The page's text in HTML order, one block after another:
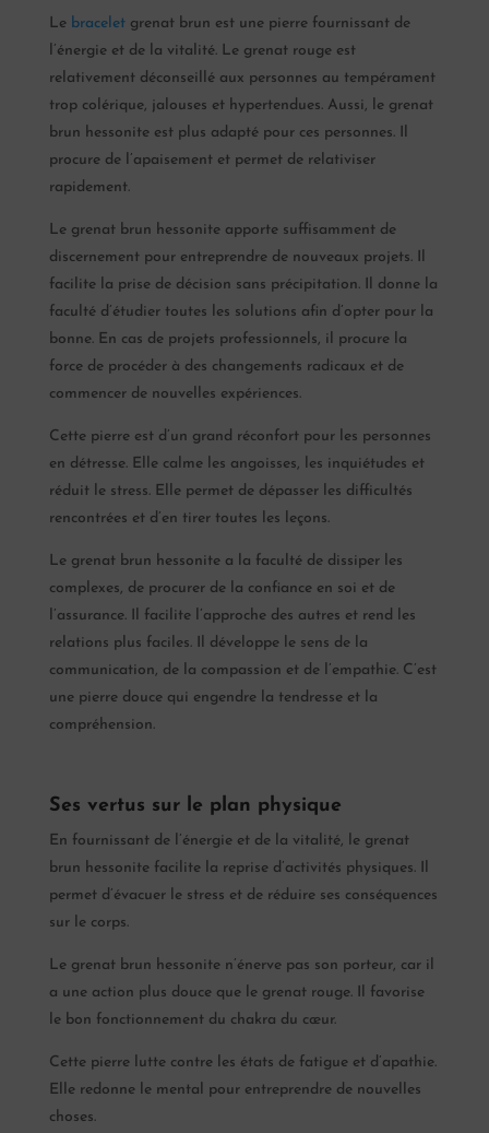
Le bracelet grenat brun est une pierre fournissant de
l’énergie et de la vitalité. Le grenat rouge est
relativement déconseillé aux personnes au tempérament
trop colérique, jalouses et hypertendues. Aussi, le grenat
brun hessonite est plus adapté pour ces personnes. Il
procure de l’apaisement et permet de relativiser
rapidement.
Le grenat brun hessonite apporte suffisamment de
discernement pour entreprendre de nouveaux projets. Il
facilite la prise de décision sans précipitation. Il donne la
faculté d’étudier toutes les solutions afin d’opter pour la
bonne. En cas de projets professionnels, il procure la
force de procéder à des changements radicaux et de
commencer de nouvelles expériences.
Cette pierre est d’un grand réconfort pour les personnes
en détresse. Elle calme les angoisses, les inquiétudes et
réduit le stress. Elle permet de dépasser les difficultés
rencontrées et d’en tirer toutes les leçons.
Le grenat brun hessonite a la faculté de dissiper les
complexes, de procurer de la confiance en soi et de
l’assurance. Il facilite l’approche des autres et rend les
relations plus faciles. Il développe le sens de la
communication, de la compassion et de l’empathie. C’est
une pierre douce qui engendre la tendresse et la
compréhension.
Ses vertus sur le plan physique
En fournissant de l’énergie et de la vitalité, le grenat
brun hessonite facilite la reprise d’activités physiques. Il
permet d’évacuer le stress et de réduire ses conséquences
sur le corps.
Le grenat brun hessonite n’énerve pas son porteur, car il
a une action plus douce que le grenat rouge. Il favorise
le bon fonctionnement du chakra du cœur.
Cette pierre lutte contre les états de fatigue et d’apathie.
Elle redonne le mental pour entreprendre de nouvelles
choses.